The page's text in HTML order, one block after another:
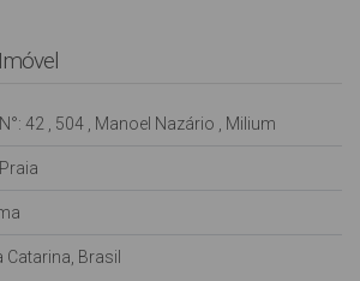
N°: 42 504 Manoel Nazário Milium
Catarina, Brasil